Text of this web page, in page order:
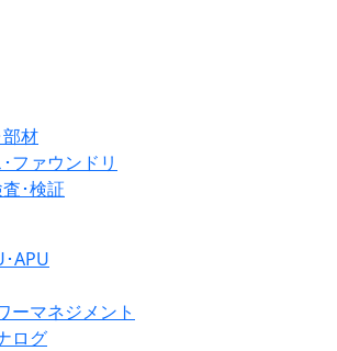
材
ファウンドリ
･検証
APU
ーマネジメント
ログ